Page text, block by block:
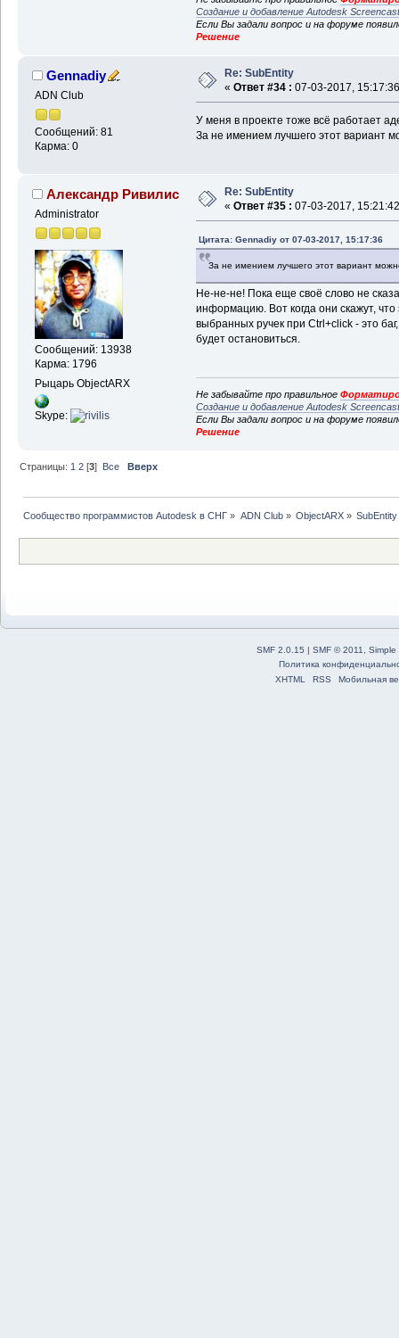
Создание и добавление Autodesk
Если Вы задали вопрос и на форуме
Решение
Gennadiy
ADN Club
Сообщений: 81
Карма: 0
Re: SubEntity
« Ответ #34 : 07-03-2017,
У меня в проекте тоже всё работает
За не имением лучшего этот вариант
Александр Ривилис
Administrator
Сообщений: 13938
Карма: 1796
Рыцарь ObjectARX
Skype:
Re: SubEntity
« Ответ #35 : 07-03-2017,
Цитата: Gennadiy от 07-03-2017, 15:17:36
За не имением лучшего этот вариант
Не-не-не! Пока еще своё слово не
информацию. Вот когда они скажут,
выбранных ручек при Ctrl+click - это
будет остановиться.
Не забывайте про правильное
Создание и добавление Autodesk
Если Вы задали вопрос и на форуме
Решение
Страницы: 1 2 [3] Все Вверх
Сообщество программистов Autodesk в СНГ » ADN Club» ObjectARX» SubEntity
SMF 2.0.15 | SMF © 2011
Simple
Политика
XHTML
RSS Мобильная